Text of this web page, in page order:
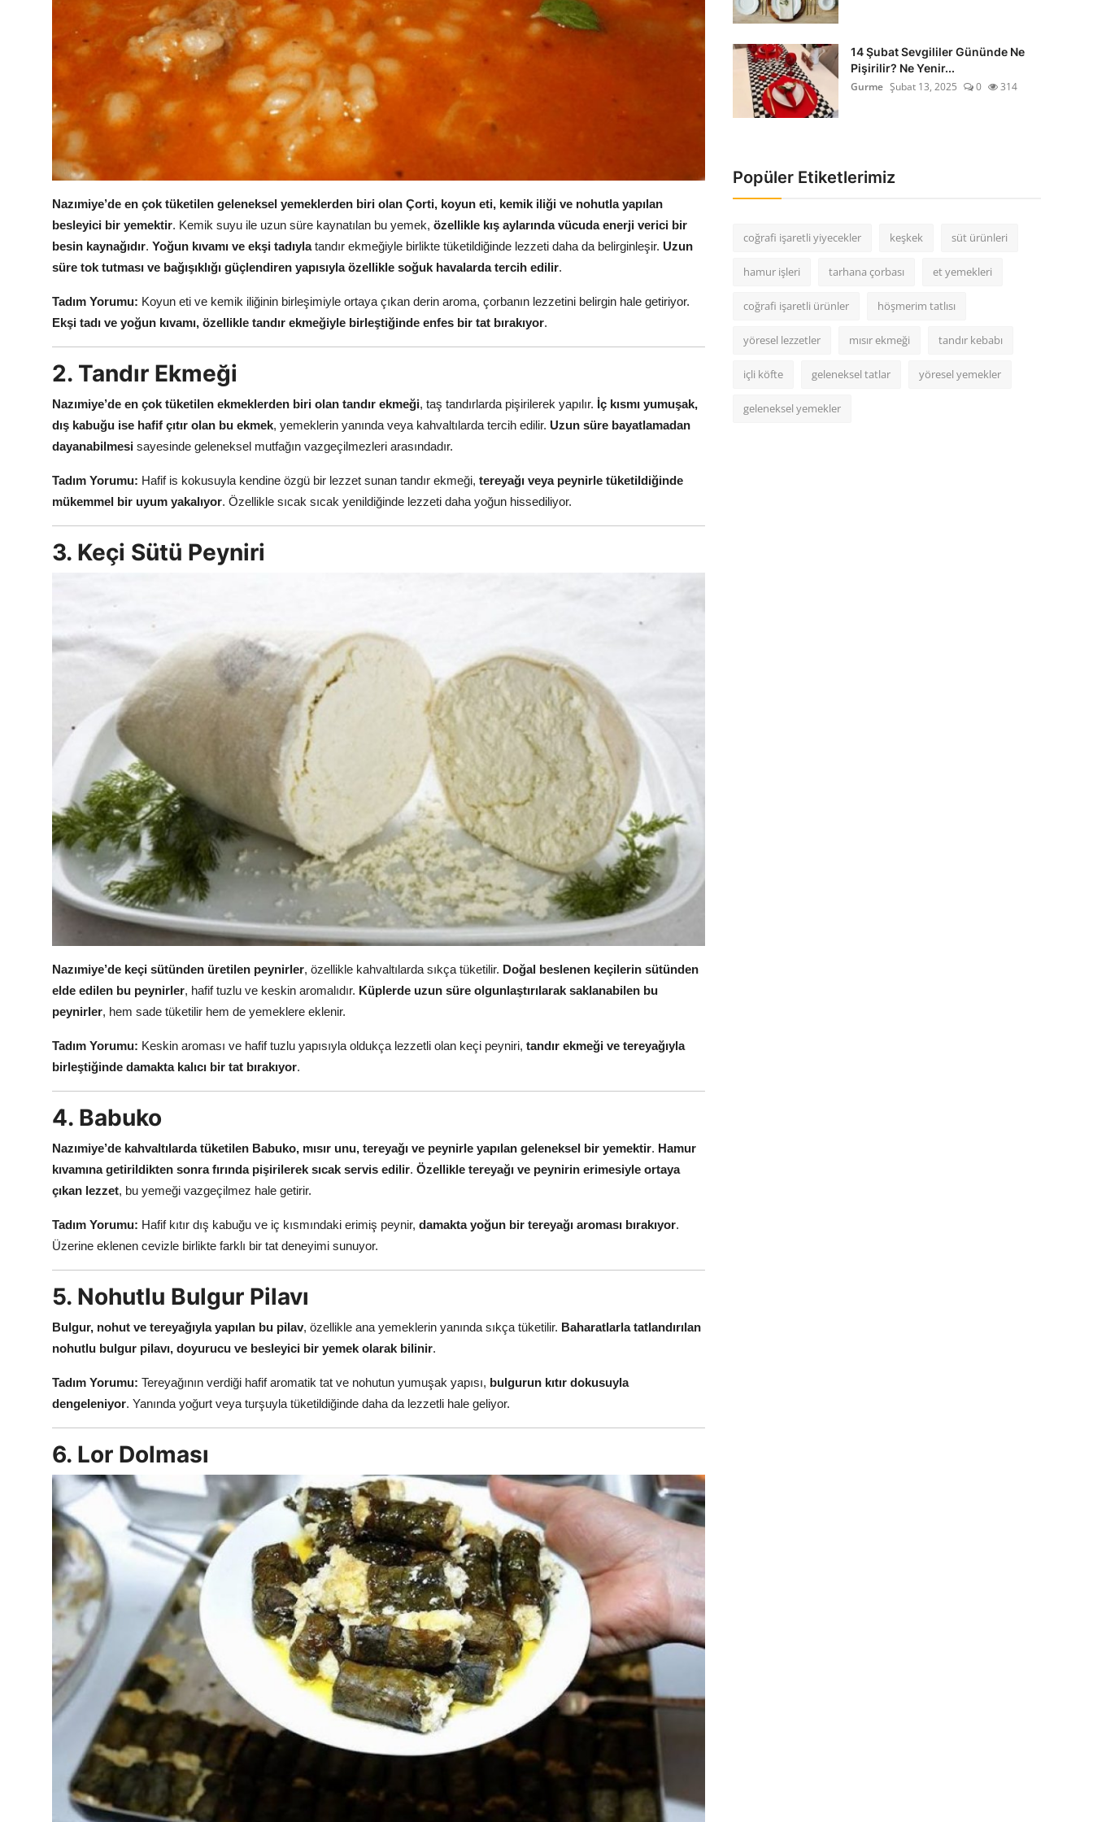
Nazımiye’de en çok tüketilen geleneksel yemeklerden biri olan Çorti, koyun eti, kemik iliği ve nohutla yapılan
besleyici bir yemektir. Kemik suyu ile uzun süre kaynatılan bu yemek, özellikle kış aylarında vücuda enerji verici bir
besin kaynağıdır. Yoğun kıvamı ve ekşi tadıylatandır ekmeğiyle birlikte tüketildiğinde lezzeti daha da belirginleşir. Uzun
süre tok tutması ve bağışıklığı güçlendiren yapısıyla özellikle soğuk havalarda tercih edilir.
Tadım Yorumu: Koyun eti ve kemik iliğinin birleşimiyle ortaya çıkan derin aroma, çorbanın lezzetini belirgin hale getiriyor.
Ekşi tadı ve yoğun kıvamı, özellikle tandır ekmeğiyle birleştiğinde enfes bir tat bırakıyor.
2. Tandır Ekmeği
Nazımiye’de en çok tüketilen ekmeklerden biri olan tandır ekmeği, taş tandırlarda pişirilerek yapılır. İç kısmı yumuşak,
dış kabuğu ise hafif çıtır olan bu ekmek, yemeklerin yanında veya kahvaltılarda tercih edilir. Uzun süre bayatlamadan
dayanabilmesi sayesinde geleneksel mutfağın vazgeçilmezleri arasındadır.
Tadım Yorumu: Hafif is kokusuyla kendine özgü bir lezzet sunan tandır ekmeği, tereyağı veya peynirle tüketildiğinde
mükemmel bir uyum yakalıyor. Özellikle sıcak sıcak yenildiğinde lezzeti daha yoğun hissediliyor.
3. Keçi Sütü Peyniri
Nazımiye’de keçi sütünden üretilen peynirler, özellikle kahvaltılarda sıkça tüketilir. Doğal beslenen keçilerin sütünden
elde edilen bu peynirler, hafif tuzlu ve keskin aromalıdır. Küplerde uzun süre olgunlaştırılarak saklanabilen bu
peynirler, hem sade tüketilir hem de yemeklere eklenir.
Tadım Yorumu: Keskin aroması ve hafif tuzlu yapısıyla oldukça lezzetli olan keçi peyniri, tandır ekmeği ve tereyağıyla
birleştiğinde damakta kalıcı bir tat bırakıyor.
4. Babuko
Nazımiye’de kahvaltılarda tüketilen Babuko, mısır unu, tereyağı ve peynirle yapılan geleneksel bir yemektir. Hamur
kıvamına getirildikten sonra fırında pişirilerek sıcak servis edilir. Özellikle tereyağı ve peynirin erimesiyle ortaya
çıkan lezzet, bu yemeği vazgeçilmez hale getirir.
Tadım Yorumu: Hafif kıtır dış kabuğu ve iç kısmındaki erimiş peynir, damakta yoğun bir tereyağı aroması bırakıyor.
Üzerine eklenen cevizle birlikte farklı bir tat deneyimi sunuyor.
5. Nohutlu Bulgur Pilavı
Bulgur, nohut ve tereyağıyla yapılan bu pilav, özellikle ana yemeklerin yanında sıkça tüketilir. Baharatlarla tatlandırılan
nohutlu bulgur pilavı, doyurucu ve besleyici bir yemek olarak bilinir.
Tadım Yorumu: Tereyağının verdiği hafif aromatik tat ve nohutun yumuşak yapısı, bulgurun kıtır dokusuyla
dengeleniyor. Yanında yoğurt veya turşuyla tüketildiğinde daha da lezzetli hale geliyor.
6. Lor Dolması
14 Şubat Sevgililer Gününde Ne
Pişirilir? Ne Yenir...
Gurme Şubat 13, 2025 0 314
Popüler Etiketlerimiz
coğrafi işaretli yiyecekler keşkek süt ürünleri
hamur işleri tarhana çorbası et yemekleri
coğrafi işaretli ürünler höşmerim tatlısı
yöresel lezzetler mısır ekmeği tandır kebabı
içli köfte geleneksel tatlar yöresel yemekler
geleneksel yemekler